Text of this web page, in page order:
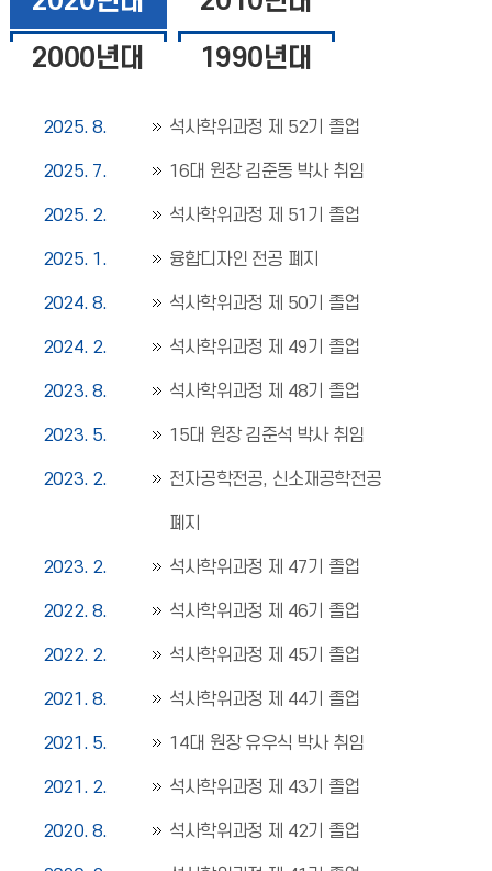
2000년대
1990년대
2025. 8. 석사학위과정 제 52기 졸업
2025. 7. 16대 원장 김준동 박사 취임
2025. 2. 석사학위과정 제 51기 졸업
2025. 1. 융합디자인 전공 폐지
2024. 8. 석사학위과정 제 50기 졸업
2024. 2. 석사학위과정 제 49기 졸업
2023. 8. 석사학위과정 제 48기 졸업
2023. 5. 15대 원장 김준석 박사 취임
2023. 2. 전자공학전공, 신소재공학전공
폐지
2023. 2. 석사학위과정 제 47기 졸업
2022. 8. 석사학위과정 제 46기 졸업
2022. 2. 석사학위과정 제 45기 졸업
2021. 8. 석사학위과정 제 44기 졸업
2021. 5. 14대 원장 유우식 박사 취임
2021. 2. 석사학위과정 제 43기 졸업
2020. 8. 석사학위과정 제 42기 졸업